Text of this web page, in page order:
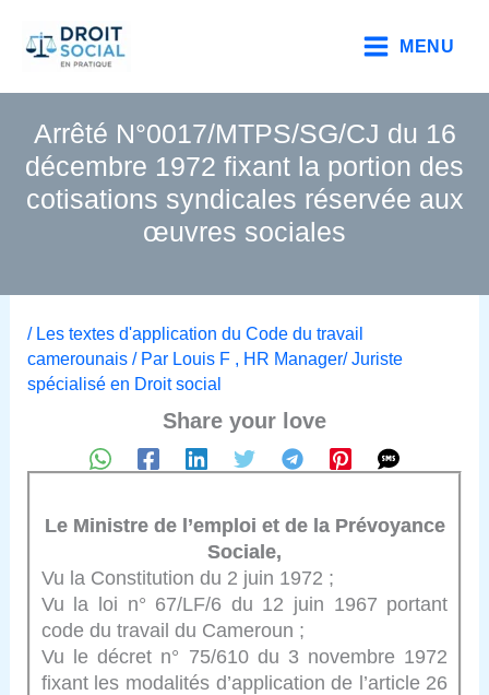
contenu
MENU
Arrêté N°0017/MTPS/SG/CJ du 16
décembre 1972 fixant la portion des
cotisations syndicales réservée aux
œuvres sociales
/ Les textes d'application du Code du travail
camerounais/ Par Louis F , HR Manager/ Juriste
spécialisé en Droit social
Share your love
Le Ministre de l’emploi et de la Prévoyance
Sociale,
Vu la Constitution du 2 juin 1972 ;
Vu la loi n° 67/LF/6 du 12 juin 1967 portant
code du travail du Cameroun ;
Vu le décret n° 75/610 du 3 novembre 1972
fixant les modalités d’application de l’article 26